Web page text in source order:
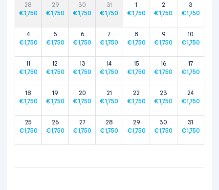
28
€1,750
29
€1,750
30
€1,750
31
€1,750
1
€1,750
2
€1,750
3
€1,750
4
€1,750
5
€1,750
6
€1,750
7
€1,750
8
€1,750
9
€1,750
10
€1,750
11
€1,750
12
€1,750
13
€1,750
14
€1,750
15
€1,750
16
€1,750
17
€1,750
18
€1,750
19
€1,750
20
€1,750
21
€1,750
22
€1,750
23
€1,750
24
€1,750
25
€1,750
26
€1,750
27
€1,750
28
€1,750
29
€1,750
30
€1,750
31
€1,750